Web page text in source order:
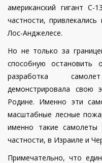
американский гигант
частности,
Лос-Анджелесе.
Но не только за
способную остановить
разработка
демонстрировала свою
Родине. Именно эти
масштабные лесные
именно такие
частности, в Израиле и
Примечательно, что